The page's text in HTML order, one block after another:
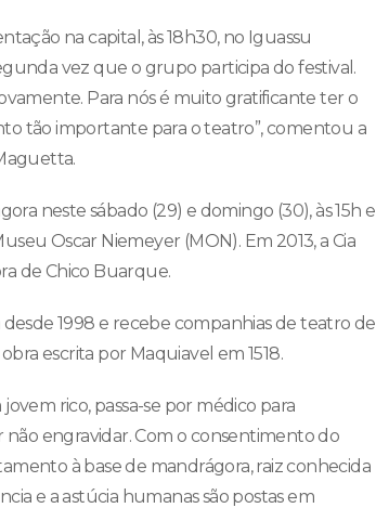
na capital, às 18h30, no Iguassu
vez que o grupo participa do festival.
Para nós é muito gratificante ter o
tão importante para o teatro”, comentou a
neste sábado (29) e domingo (30), às 15h e
Oscar Niemeyer (MON). Em 2013, a Cia
de Chico Buarque.
1998 e recebe companhias de teatro de
escrita por Maquiavel em 1518.
rico, passa-se por médico para
engravidar. Com o consentimento do
à base de mandrágora, raiz conhecida
e a astúcia humanas são postas em